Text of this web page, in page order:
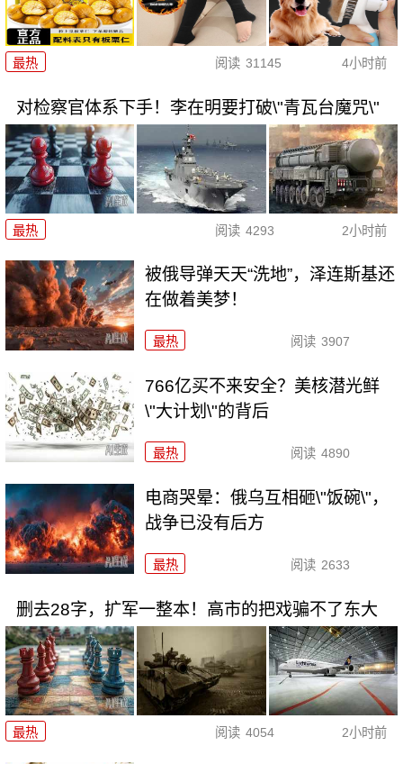
最热 阅读 31145 4小时前
对检察官体系下手！李在明要打破\"青瓦台魔咒\"
最热 阅读 4293 2小时前
被俄导弹天天“洗地”，泽连斯基还
在做着美梦！
最热 阅读 3907
766亿买不来安全？美核潜光鲜
\"大计划\"的背后
最热 阅读 4890
电商哭晕：俄乌互相砸\"饭碗\"，
战争已没有后方
最热 阅读 2633
删去28字，扩军一整本！高市的把戏骗不了东大
最热 阅读 4054 2小时前